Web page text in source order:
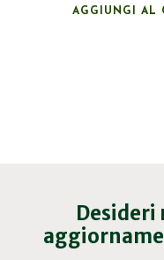
AGGIUNGI AL